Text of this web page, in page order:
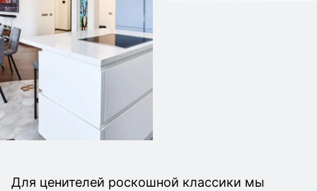
Для ценителей роскошной классики мы